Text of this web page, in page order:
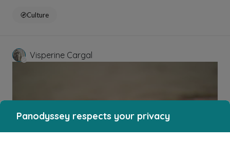
Culture
Visperine Cargal
Panodyssey respects your privacy